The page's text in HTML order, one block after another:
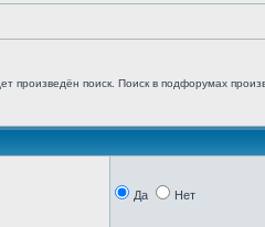
поиск. Поиск в подфорумах
Да Нет